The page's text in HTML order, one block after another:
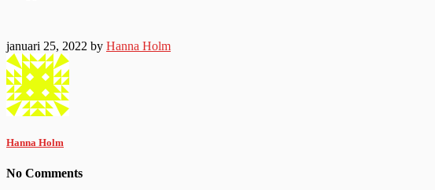
januari 25, 2022 by Hanna Holm
Hanna Holm
No Comments